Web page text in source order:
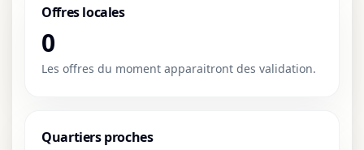
Offres locales
0
Les offres du moment apparaitront des validation.
Quartiers proches